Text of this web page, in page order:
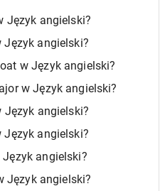
Język angielski?
Język angielski?
w Język angielski?
w Język angielski?
Język angielski?
Język angielski?
Język angielski?
Język angielski?